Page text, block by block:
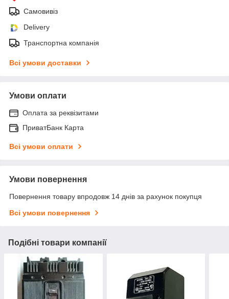
Самовивіз
Delivery
Транспортна компанія
Всі умови доставки
Умови оплати
Оплата за реквізитами
ПриватБанк Карта
Всі умови оплати
Умови повернення
Повернення товару впродовж 14 днів за рахунок покупця
Всі умови повернення
Подібні товари компанії